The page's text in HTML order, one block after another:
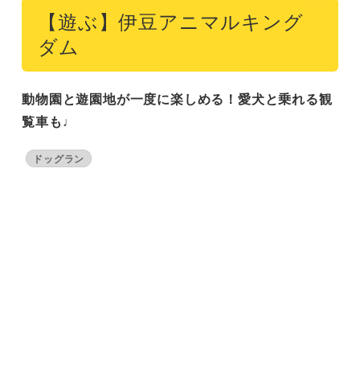
【遊ぶ】伊豆アニマルキング
ダム
動物園と遊園地が一度に楽しめる！愛犬と乗れる観
覧車も♩
ドッグラン